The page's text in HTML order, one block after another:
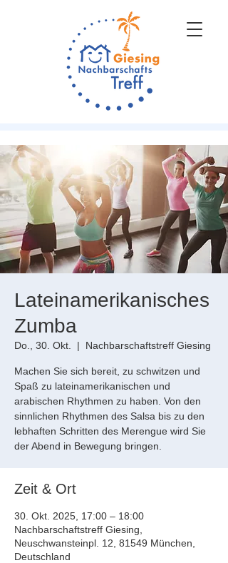
Lateinamerikanisches
Zumba
Do., 30. Okt.
  |
Nachbarschaftstreff Giesing
Machen Sie sich bereit, zu schwitzen und
Spaß zu lateinamerikanischen und
arabischen Rhythmen zu haben. Von den
sinnlichen Rhythmen des Salsa bis zu den
lebhaften Schritten des Merengue wird Sie
der Abend in Bewegung bringen.
Zeit & Ort
30. Okt. 2025, 17:00 – 18:00
Nachbarschaftstreff Giesing,
Neuschwansteinpl. 12, 81549 München,
Deutschland